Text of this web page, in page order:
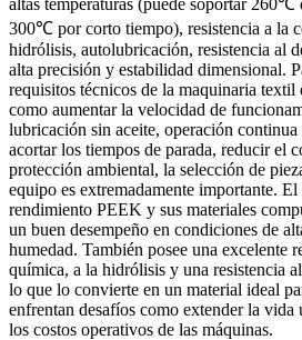
300℃ por corto tiempo), resistencia a la
hidrólisis, autolubricación, resistencia al
alta precisión y estabilidad dimensional.
requisitos técnicos de la maquinaria
como aumentar la velocidad de
lubricación sin aceite, operación
acortar los tiempos de parada, reducir el
protección ambiental, la selección de
equipo es extremadamente importante.
rendimiento PEEK y sus materiales
un buen desempeño en condiciones de
humedad. También posee una excelente
química, a la hidrólisis y una resistencia
lo que lo convierte en un material ideal
enfrentan desafíos como extender la
los costos operativos de las máquinas.